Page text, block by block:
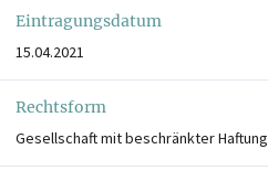
Eintragungsdatum
15.04.2021
Rechtsform
Gesellschaft mit beschränkter Haftung